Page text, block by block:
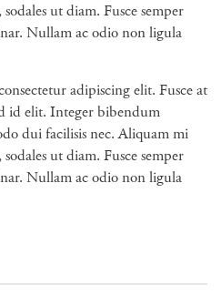
ut diam. Fusce semper
Nullam ac odio non ligula
adipiscing elit. Fusce at
id elit. Integer bibendum
dui facilisis nec. Aliquam mi
ut diam. Fusce semper
Nullam ac odio non ligula